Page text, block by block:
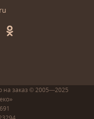
на заказ © 2005—2025